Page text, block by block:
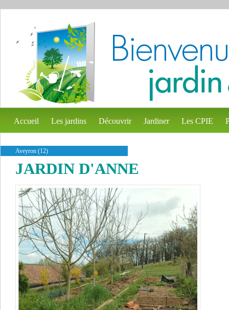
Accueil Les jardins Découvrir Jardiner Les CPIE
Aveyron (12)
JARDIN D'ANNE